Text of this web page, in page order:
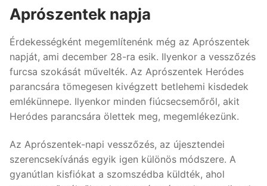
Aprószentek napja
Érdekességként megemlítenénk még az Aprószentek
napját, ami december 28-ra esik. Ilyenkor a vesszőzés
furcsa szokását művelték. Az Aprószentek Heródes
parancsára tömegesen kivégzett betlehemi kisdedek
emlékünnepe. Ilyenkor minden fiúcsecsemőről, akit
Heródes parancsára ölettek meg, megemlékezünk.
Az Aprószentek-napi vesszőzés, az újesztendei
szerencsekívánás egyik igen különös módszere. A
gyanútlan kisfiókat a szomszédba küldték, ahol